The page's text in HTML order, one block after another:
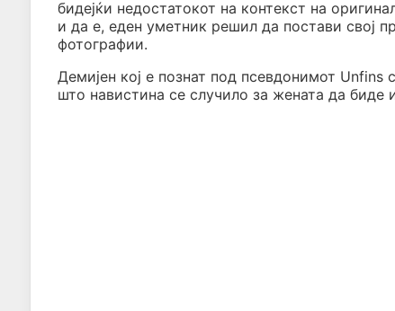
бидејќи недостатокот на контекст на
и да е, еден уметник решил да постави свој
фотографии.
Демијен кој е познат под псевдонимот Unfins
што навистина се случило за жената да биде